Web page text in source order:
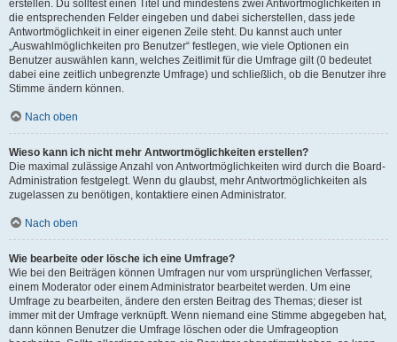
erstellen. Du solltest einen Titel und mindestens zwei Antwortmöglichkeiten in
die entsprechenden Felder eingeben und dabei sicherstellen, dass jede
Antwortmöglichkeit in einer eigenen Zeile steht. Du kannst auch unter
„Auswahlmöglichkeiten pro Benutzer“ festlegen, wie viele Optionen ein
Benutzer auswählen kann, welches Zeitlimit für die Umfrage gilt (0 bedeutet
dabei eine zeitlich unbegrenzte Umfrage) und schließlich, ob die Benutzer ihre
Stimme ändern können.
Nach oben
Wieso kann ich nicht mehr Antwortmöglichkeiten erstellen?
Die maximal zulässige Anzahl von Antwortmöglichkeiten wird durch die Board-
Administration festgelegt. Wenn du glaubst, mehr Antwortmöglichkeiten als
zugelassen zu benötigen, kontaktiere einen Administrator.
Nach oben
Wie bearbeite oder lösche ich eine Umfrage?
Wie bei den Beiträgen können Umfragen nur vom ursprünglichen Verfasser,
einem Moderator oder einem Administrator bearbeitet werden. Um eine
Umfrage zu bearbeiten, ändere den ersten Beitrag des Themas; dieser ist
immer mit der Umfrage verknüpft. Wenn niemand eine Stimme abgegeben hat,
dann können Benutzer die Umfrage löschen oder die Umfrageoption